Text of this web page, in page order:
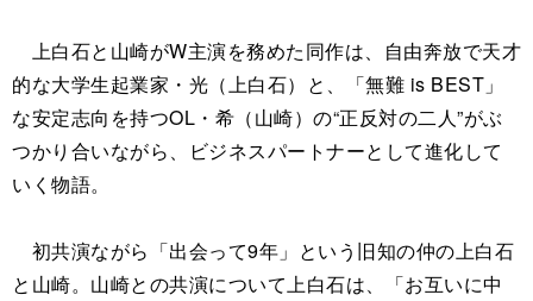
上白石と山崎がW主演を務めた同作は、自由奔放で天才
的な大学生起業家・光（上白石）と、「無難 is BEST」
な安定志向を持つOL・希（山崎）の“正反対の二人”がぶ
つかり合いながら、ビジネスパートナーとして進化して
いく物語。
初共演ながら「出会って9年」という旧知の仲の上白石
と山崎。山崎との共演について上白石は、「お互いに中